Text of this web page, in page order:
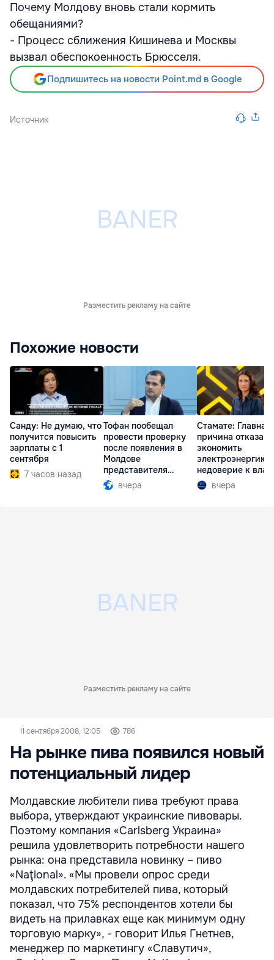
Почему Молдову вновь стали кормить
обещаниями?
- Процесс сближения Кишинева и Москвы
вызвал обеспокоенность Брюсселя.
Подпишитесь на новости Point.md в Google
Источник
Разместить рекламу на сайте
Похожие новости
Санду: Не думаю, что
получится повысить
зарплаты с 1
сентября
7 часов назад
Тофан пообещал
провести проверку
после появления в
Молдове
представителя
Южной Осетии
вчера
Стамате: Главная
причина отказа
экономить
электроэнергию
недоверие к
вчера
Разместить рекламу на сайте
11 сентября 2008, 12:05 786
На рынке пива появился новый
потенциальный лидер
Молдавские любители пива требуют права
выбора, утверждают украинские пивовары.
Поэтому компания «Carlsberg Украина»
решила удовлетворить потребности нашего
рынка: она представила новинку – пиво
«Naţional». «Мы провели опрос среди
молдавских потребителей пива, который
показал, что 75% респондентов хотели бы
видеть на прилавках еще как минимум одну
торговую марку», - говорит Илья Гнетнев,
менеджер по маркетингу «Славутич»,